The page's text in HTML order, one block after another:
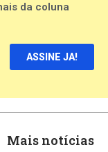
da coluna
ASSINE JA!
Mais notícias